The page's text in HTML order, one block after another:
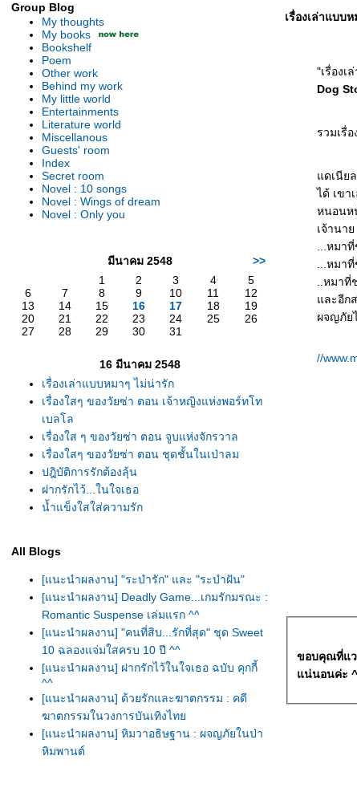
Group Blog
My thoughts
My books
Bookshelf
Poem
Other work
Behind my work
My little world
Entertainments
Literature world
Miscellanous
Guests' room
Index
Secret room
Novel : 10 songs
Novel : Wings of dream
Novel : Only you
มีนาคม 2548
>>
1
2 3 4
5
6
7 8 9 10 11
12
13
14 15 16 17 18
19
20
21 22 23 24 25
26
27
28 29 30 31
16 มีนาคม 2548
เรื่องเล่าแบบหมาๆ ไม่น่ารัก
เรื่องใสๆ ของวัยซ่า ตอน เจ้าหญิงแห่งพอร์ทโท
เบลโล
เรื่องใส ๆ ของวัยซ่า ตอน จูบแห่งจักรวาล
เรื่องใสๆ ของวัยซ่า ตอน ชุดชั้นในเป่าลม
ปฎิบัติการรักต้องลุ้น
ฝากรักไว้...ในใจเธอ
น้ำแข็งใสใส่ความรัก
All Blogs
[แนะนำผลงาน] "ระบำรัก" และ "ระบำฝัน"
[แนะนำผลงาน] Deadly Game...เกมรักมรณะ :
Romantic Suspense เล่มแรก ^^
[แนะนำผลงาน] "คนที่สิบ...รักที่สุด" ชุด Sweet
10 ฉลองแจ่มใสครบ 10 ปี ^^
[แนะนำผลงาน] ฝากรักไว้ในใจเธอ ฉบับ คุกกี้
^^
[แนะนำผลงาน] ด้วยรักและฆาตกรรม : คดี
ฆาตกรรมในวงการบันเทิงไท
[แนะนำผลงาน] หิมวาอธิษฐาน : ผจญภัยในป่า
หิมพานต์
เรื่องเล่าแบบ
"เรื่องเ
Dog
รวมเรื่
ดเนียล
ได้ เขา
หนอนห
เจ้านา
...หมา
...หมา
..หมาที่
ละอีกส
ผจญภัย
//
ขอบคุณที่แว
น่นอนค่ะ